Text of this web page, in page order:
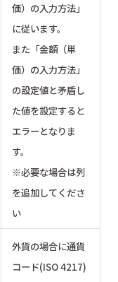
価）の入力方法」
に従います。
また「金額（単
価）の入力方法」
の設定値と矛盾し
た値を設定すると
エラーとなりま
す。
※必要な場合は列
を追加してくださ
い
外貨の場合に通貨
コード(ISO 4217)